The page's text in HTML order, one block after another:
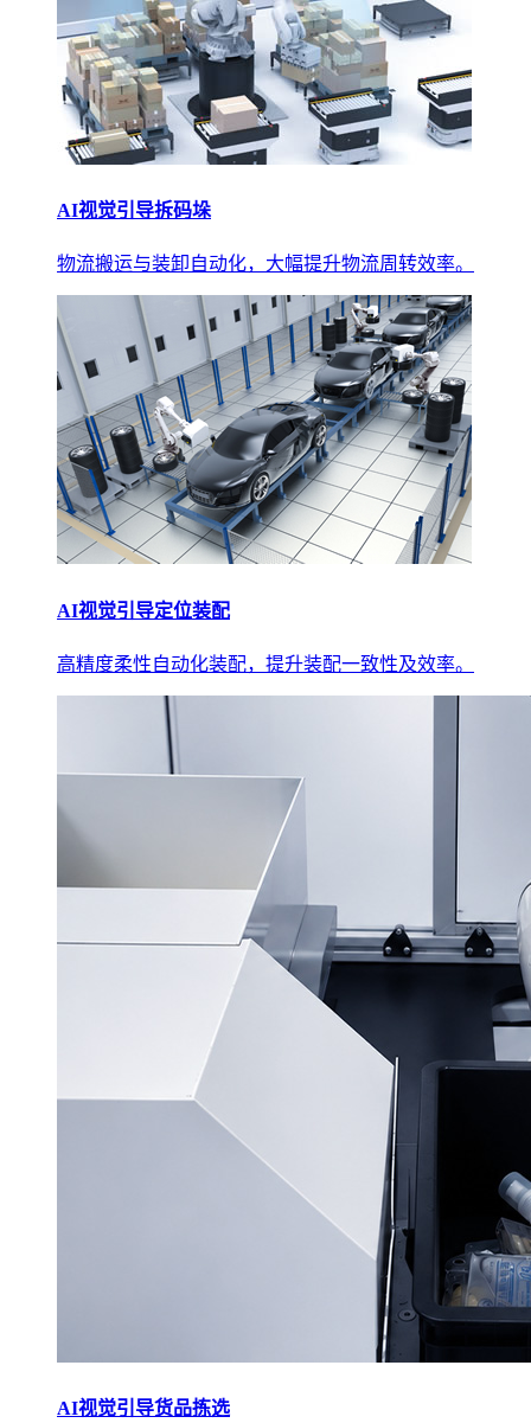
AI视觉引导拆码垛
物流搬运与装卸自动化，大幅提升物流周转效率。
AI视觉引导定位装配
高精度柔性自动化装配，提升装配一致性及效率。
AI视觉引导货品拣选